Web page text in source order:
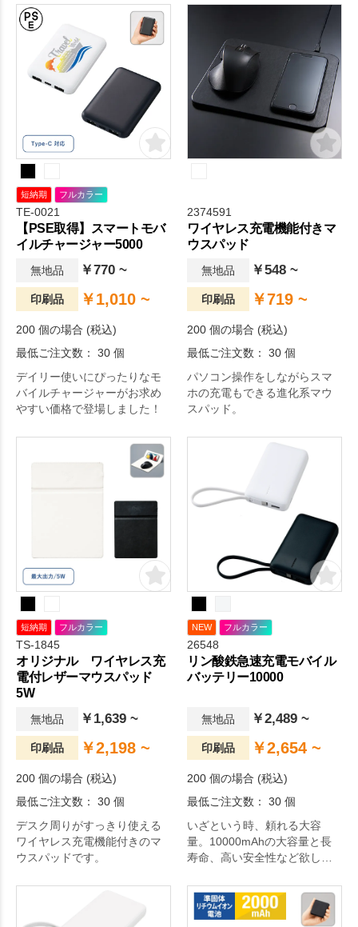
能です。
短納期 フルカラー
TE-0021
【PSE取得】スマートモバ
イルチャージャー5000
無地品 ￥770 ~
印刷品 ￥1,010 ~
200 個の場合 (税込)
最低ご注文数： 30 個
デイリー使いにぴったりなモ
バイルチャージャーがお求め
やすい価格で登場しました！
2374591
ワイヤレス充電機能付きマ
ウスパッド
無地品 ￥548 ~
印刷品 ￥719 ~
200 個の場合 (税込)
最低ご注文数： 30 個
パソコン操作をしながらスマ
ホの充電もできる進化系マウ
スパッド。
短納期 フルカラー
TS-1845
オリジナル ワイヤレス充
電付レザーマウスパッド
5W
無地品 ￥1,639 ~
印刷品 ￥2,198 ~
200 個の場合 (税込)
最低ご注文数： 30 個
デスク周りがすっきり使える
ワイヤレス充電機能付きのマ
ウスパッドです。
NEW フルカラー
26548
リン酸鉄急速充電モバイル
バッテリー10000
無地品 ￥2,489 ~
印刷品 ￥2,654 ~
200 個の場合 (税込)
最低ご注文数： 30 個
いざという時、頼れる大容
量。10000mAhの大容量と長
寿命、高い安全性など欲しい